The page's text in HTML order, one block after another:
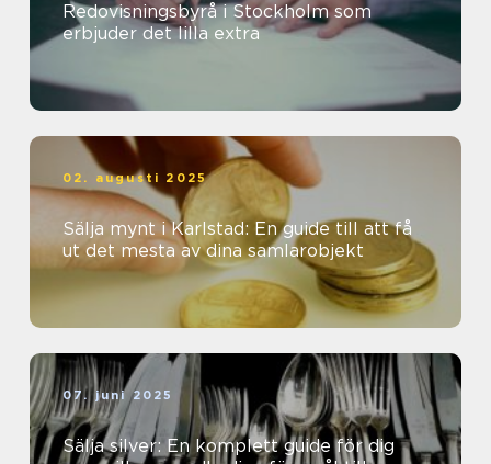
Redovisningsbyrå i Stockholm som
erbjuder det lilla extra
02. augusti 2025
Sälja mynt i Karlstad: En guide till att få
ut det mesta av dina samlarobjekt
07. juni 2025
Sälja silver: En komplett guide för dig